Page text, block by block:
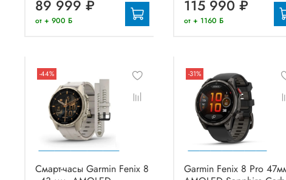
89 999 ₽
от + 900 Б
115 990 ₽
от + 1160 Б
-44%
Смарт-часы Garmin Fenix 8
-31%
Garmin Fenix 8 Pro